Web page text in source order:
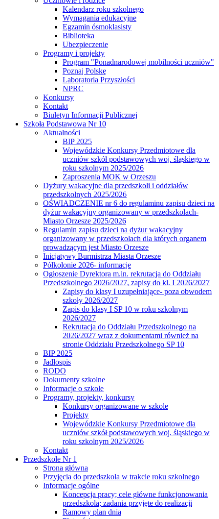
Kalendarz roku szkolnego
Wymagania edukacyjne
Egzamin ósmoklasisty
Biblioteka
Ubezpieczenie
Programy i projekty
Program "Ponadnarodowej mobilności uczniów"
Poznaj Polskę
Laboratoria Przyszłości
NPRC
Konkursy
Kontakt
Biuletyn Informacji Publicznej
Szkoła Podstawowa Nr 10
Aktualności
BIP 2025
Wojewódzkie Konkursy Przedmiotowe dla
uczniów szkół podstawowych woj. śląskiego w
roku szkolnym 2025/2026
Zaproszenia MOK w Orzeszu
Dyżury wakacyjne dla przedszkoli i oddziałów
przedszkolnych 2025/2026
OŚWIADCZENIE nr 6 do regulaminu zapisu dzieci na
dyżur wakacyjny organizowany w przedszkolach-
Miasto Orzesze 2025/2026
Regulamin zapisu dzieci na dyżur wakacyjny
organizowany w przedszkolach dla których organem
prowadzącym jest Miasto Orzesze
Inicjatywy Burmistrza Miasta Orzesze
Półkolonie 2026- informacje
Ogłoszenie Dyrektora m.in. rekrutacja do Oddziału
Przedszkolnego 2026/2027, zapisy do kl. I 2026/2027
Zapisy do klasy I uzupełniające- poza obwodem
szkoły 2026/2027
Zapis do klasy I SP 10 w roku szkolnym
2026/2027
Rekrutacja do Oddziału Przedszkolnego na
2026/2027 wraz z dokumentami również na
stronie Oddziału Przedszkolnego SP 10
BIP 2025
Jadłospis
RODO
Dokumenty szkolne
Informacje o szkole
Programy, projekty, konkursy
Konkursy organizowane w szkole
Projekty
Wojewódzkie Konkursy Przedmiotowe dla
uczniów szkół podstawowych woj. śląskiego w
roku szkolnym 2025/2026
Kontakt
Przedszkole Nr 1
Strona główna
Przyjęcia do przedszkola w trakcie roku szkolnego
Informacje ogólne
Koncepcja pracy; cele główne funkcjonowania
przedszkola; zadania przyjęte do realizacji
Ramowy plan dnia